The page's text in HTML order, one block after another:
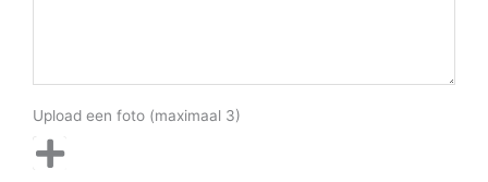
Upload een foto (maximaal 3)